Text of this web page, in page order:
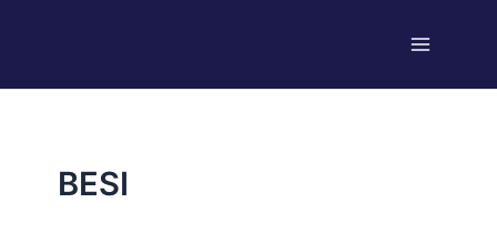
BESI